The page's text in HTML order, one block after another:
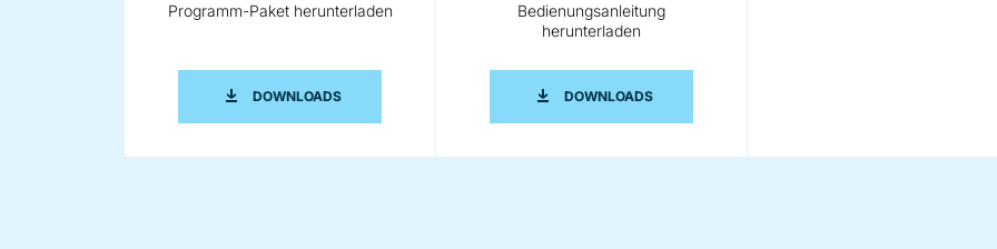
Programm-Paket herunterladen
DOWNLOADSPROGRAMM-PAKET HERUNTERLADEN
Bedienungsanleitung
herunterladen
DOWNLOADSBEDIENUNGSANLEITUNG HERUNTERLADEN